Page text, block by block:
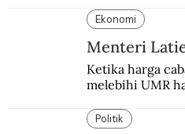
Ekonomi
Menteri
Ketika harga
melebihi UMR
Politik